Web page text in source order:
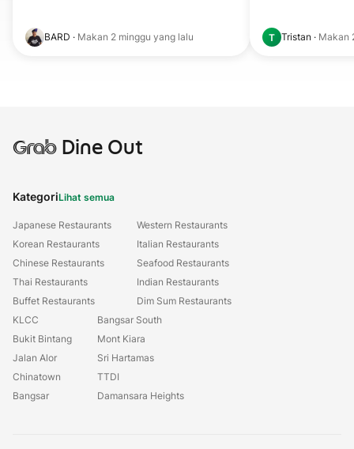
BARD · Makan 2 minggu yang lalu T Tristan · Makan
GrabDine Out
KategoriLihat semua
Japanese Restaurants
Korean Restaurants
Chinese Restaurants
Thai Restaurants
Buffet Restaurants
Western Restaurants
Italian Restaurants
Seafood Restaurants
Indian Restaurants
Dim Sum Restaurants
KLCC
Bukit Bintang
Jalan Alor
Chinatown
Bangsar
Bangsar South
Mont Kiara
Sri Hartamas
TTDI
Damansara Heights